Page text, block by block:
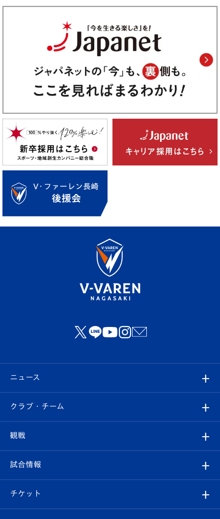
ニュース
すべて
クラブ
試合情報
クラブ・チーム
クラブ概要
エンブレム紹介
観戦
観戦ルール
はじめての観戦ガイド
試合情報
試合日程/結果
チケット